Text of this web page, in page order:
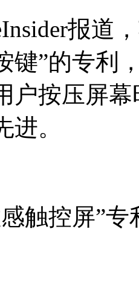
报道
键”的专利
户按压屏
。
触控屏”专